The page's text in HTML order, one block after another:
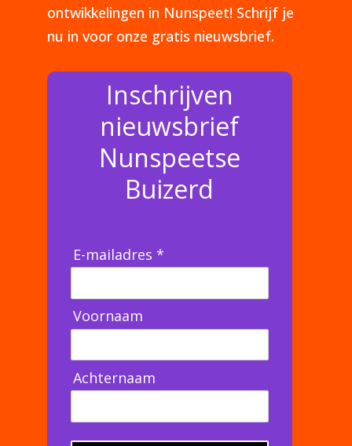
ontwikkelingen in Nunspeet! Schrijf je
nu in voor onze gratis nieuwsbrief.
Inschrijven
nieuwsbrief
Nunspeetse
Buizerd
E-mailadres *
Voornaam
Achternaam